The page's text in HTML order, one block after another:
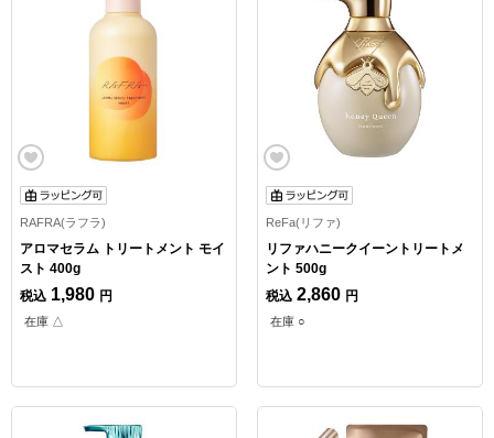
RAFRA(ラフラ)
アロマセラム トリートメント モイ
スト 400g
税込 1,980 円
在庫 △
ReFa(リファ)
リファハニークイーントリートメ
ント 500g
税込 2,860 円
在庫 ○